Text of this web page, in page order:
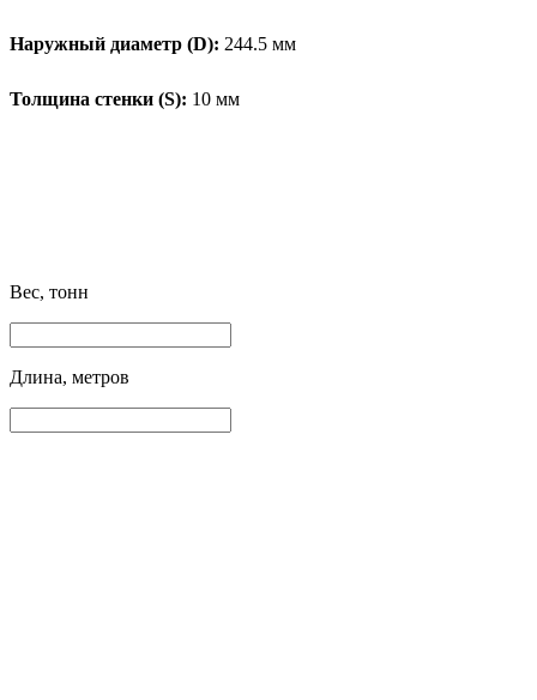
Наружный диаметр (D): 244.5 мм
Толщина стенки (S): 10 мм
Вес, тонн
Длина, метров